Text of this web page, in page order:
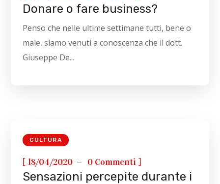
Donare o fare business?
Penso che nelle ultime settimane tutti, bene o
male, siamo venuti a conoscenza che il dott.
Giuseppe De...
CULTURA
[18/04/2020 0 Commenti ]
Sensazioni percepite durante i